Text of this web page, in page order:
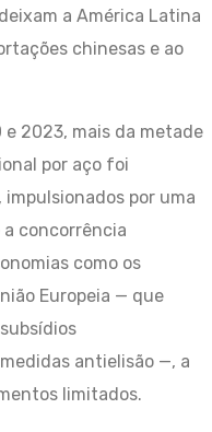
a América Latina
chinesas e ao
2023, mais da metade
por aço foi
por uma
concorrência
como os
Europeia — que
antielisão —, a
limitados.